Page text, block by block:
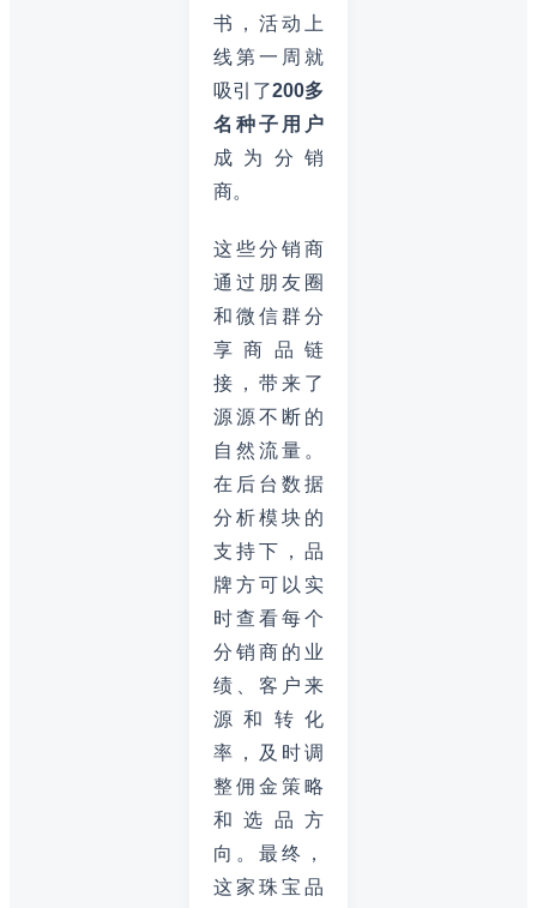
书，活动上
线第一周就
吸引了200多
名种子用户
成为分销
商。
这些分销商
通过朋友圈
和微信群分
享商品链
接，带来了
源源不断的
自然流量。
在后台数据
分析模块的
支持下，品
牌方可以实
时查看每个
分销商的业
绩、客户来
源和转化
率，及时调
整佣金策略
和选品方
向。最终，
这家珠宝品